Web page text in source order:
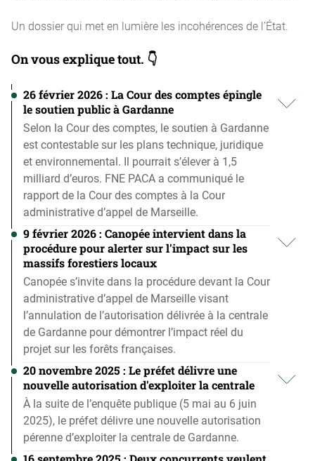
Un dossier qui met en lumière les incohérences de l’État.
On vous explique tout. 👇
26 février 2026 : La Cour des comptes épingle
le soutien public à Gardanne
Selon la Cour des comptes, le soutien à Gardanne
est contestable sur les plans technique, juridique
et environnemental. Il pourrait s’élever à 1,5
milliard d’euros. FNE PACA a communiqué le
rapport de la Cour des comptes à la Cour
administrative d’appel de Marseille.
9 février 2026 : Canopée intervient dans la
procédure pour alerter sur l'impact sur les
massifs forestiers locaux
Canopée s’invite dans la procédure devant la Cour
administrative d’appel de Marseille visant
l’annulation de l’autorisation délivrée à la centrale
de Gardanne pour démontrer l’impact réel du
projet sur les forêts françaises.
20 novembre 2025 : Le préfet délivre une
nouvelle autorisation d'exploiter la centrale
À la suite de l’enquête publique (5 mai au 6 juin
2025), le préfet délivre une nouvelle autorisation
pérenne d’exploiter la centrale de Gardanne.